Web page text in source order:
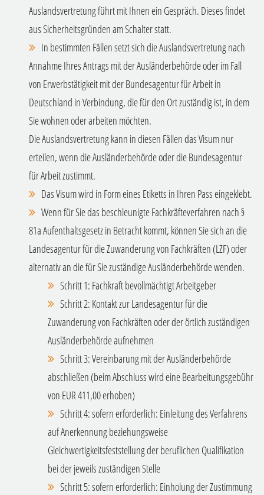
Auslandsvertretung führt mit Ihnen ein Gespräch. Dieses findet
aus Sicherheitsgründen am Schalter statt.
In bestimmten Fällen setzt sich die Auslandsvertretung nach
Annahme Ihres Antrags mit der Ausländerbehörde oder im Fall
von Erwerbstätigkeit mit der Bundesagentur für Arbeit in
Deutschland in Verbindung, die für den Ort zuständig ist, in dem
Sie wohnen oder arbeiten möchten.
Die Auslandsvertretung kann in diesen Fällen das Visum nur
erteilen, wenn die Ausländerbehörde oder die Bundesagentur
für Arbeit zustimmt.
Das Visum wird in Form eines Etiketts in Ihren Pass eingeklebt.
Wenn für Sie das beschleunigte Fachkräfteverfahren nach §
81a Aufenthaltsgesetz in Betracht kommt, können Sie sich an die
Landesagentur für die Zuwanderung von Fachkräften (LZF) oder
alternativ an die für Sie zuständige Ausländerbehörde wenden.
Schritt 1: Fachkraft bevollmächtigt Arbeitgeber
Schritt 2: Kontakt zur Landesagentur für die
Zuwanderung von Fachkräften oder der örtlich zuständigen
Ausländerbehörde aufnehmen
Schritt 3: Vereinbarung mit der Ausländerbehörde
abschließen (beim Abschluss wird eine Bearbeitungsgebühr
von EUR 411,00 erhoben)
Schritt 4: sofern erforderlich: Einleitung des Verfahrens
auf Anerkennung beziehungsweise
Gleichwertigkeitsfeststellung der beruflichen Qualifikation
bei der jeweils zuständigen Stelle
Schritt 5: sofern erforderlich: Einholung der Zustimmung